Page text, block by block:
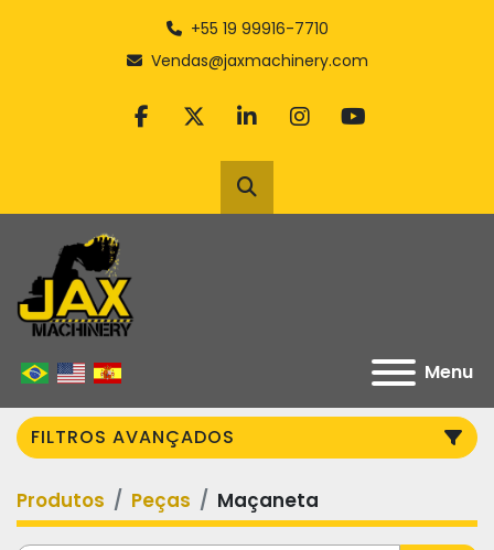
+55 19 99916-7710
Vendas@jaxmachinery.com
facebook
twitterlinkedininstagram
youtube
Pesquisar
Menu
FILTROS AVANÇADOS
Categoria
Produtos Peças Maçaneta